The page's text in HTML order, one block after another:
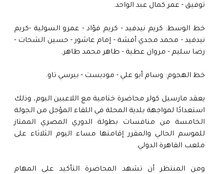
توفيق - عمر كمال عبد الواحد.
خط الوسط: كريم نيدفيد - كريم فؤاد - عمرو السولية -كريم
نيدفيد - محمد مجدي أفشة - إمام عاشور - حسين الشحات -
رضا سليم - مروان عطية - طاهر محمد طاهر.
خط الهجوم: وسام أبو علي - موديست - بيرسي تاو.
يعقد مارسيل كولر محاضرة ختامية مع اللاعبين اليوم، وذلك
استعدادًا لمواجهة بلدية المحلة في اللقاء المؤجل من الجولة
الخامسة من منافسات بطولة الدوري المصري الممتاز
للموسم الحالي والمقرر إقامتها مساء اليوم الثلاثاء على
ملعب القاهرة الدولي.
ومن المنتظر أن تشهد المحاضرة التأكيد على المهام